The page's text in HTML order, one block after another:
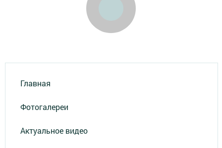
Главная
Фотогалереи
Актуальное видео